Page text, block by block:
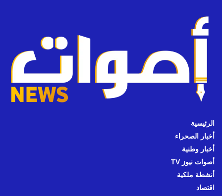
الرئيسية
أخبار الصحراء
أخبار وطنية
أصوات نيوز TV
أنشطة ملكية
اقتصاد